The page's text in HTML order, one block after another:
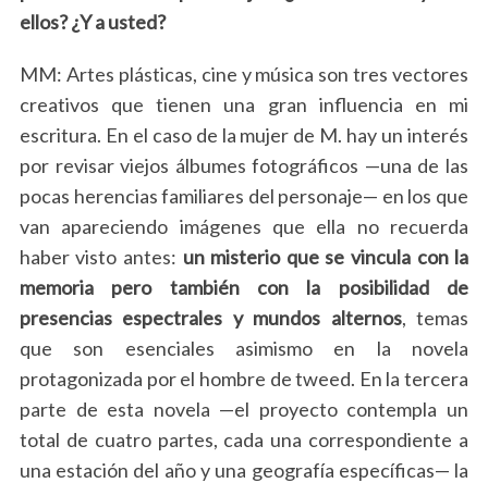
ellos? ¿Y a usted?
MM: Artes plásticas, cine y música son tres vectores
creativos que tienen una gran influencia en mi
escritura. En el caso de la mujer de M. hay un interés
por revisar viejos álbumes fotográficos —una de las
pocas herencias familiares del personaje— en los que
van apareciendo imágenes que ella no recuerda
haber visto antes: un misterio que se vincula con la
memoria pero también con la posibilidad de
presencias espectrales y mundos alternos, temas
que son esenciales asimismo en la novela
protagonizada por el hombre de tweed. En la tercera
parte de esta novela —el proyecto contempla un
total de cuatro partes, cada una correspondiente a
una estación del año y una geografía específicas— la